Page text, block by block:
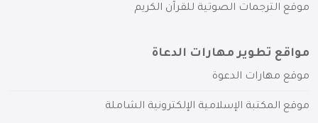
موقع الترجمات الصوتية للقرآن الكريم
مواقع تطوير مهارات الدعاة
موقع مهارات الدعوة
موقع المكتبة الإسلامية الإلكترونية الشاملة